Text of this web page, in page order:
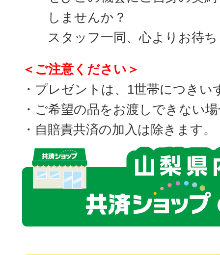
しませんか？
スタッフ一同、心よりお待
＜ご注意ください＞
・プレゼントは、1世帯につき
・ご希望の品をお渡しできない
・自賠責共済の加入は除きます。